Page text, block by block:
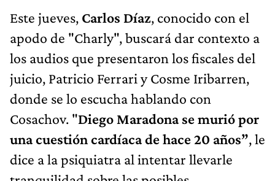
Este jueves, Carlos Díaz, conocido con el
apodo de "Charly", buscará dar contexto a
los audios que presentaron los fiscales del
juicio, Patricio Ferrari y Cosme Iribarren,
donde se lo escucha hablando con
Cosachov. "Diego Maradona se murió por
una cuestión cardíaca de hace 20 años”, le
dice a la psiquiatra al intentar llevarle